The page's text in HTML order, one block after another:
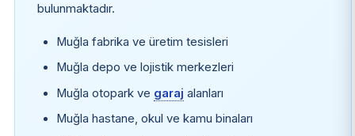
bulunmaktadır.
Muğla fabrika ve üretim tesisleri
Muğla depo ve lojistik merkezleri
Muğla otopark ve garaj alanları
Muğla hastane, okul ve kamu binaları